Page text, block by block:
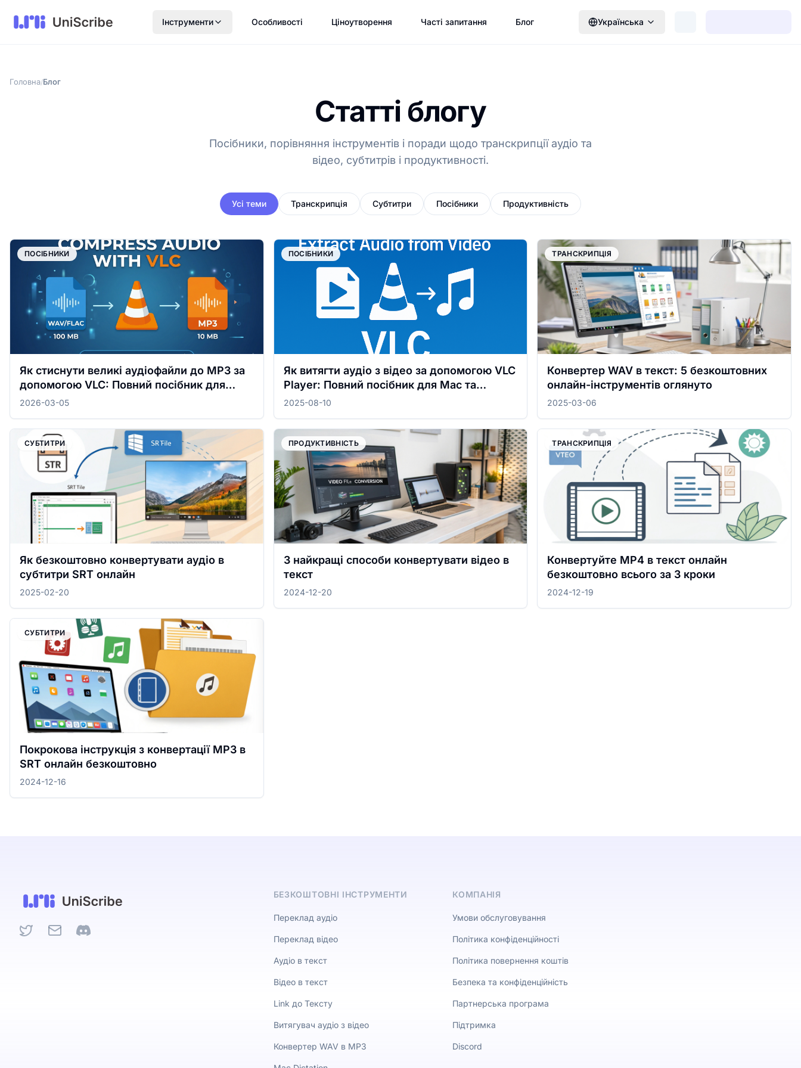
Інструменти Особливості Ціноутворення Часті запитання Блог Українська
Головна/Блог
Статті блогу
Посібники, порівняння інструментів і поради щодо транскрипції аудіо та
відео, субтитрів і продуктивності.
Усі теми Транскрипція Субтитри Посібники Продуктивність
ПОСІБНИКИ
Як стиснути великі аудіофайли до MP3 за
допомогою VLC: Повний посібник для
Windows та Mac
2026-03-05
ПОСІБНИКИ
Як витягти аудіо з відео за допомогою VLC
Player: Повний посібник для Mac та
Windows
2025-08-10
ТРАНСКРИПЦІЯ
Конвертер WAV в текст: 5 безкоштовних
онлайн-інструментів оглянуто
2025-03-06
СУБТИТРИ
Як безкоштовно конвертувати аудіо в
субтитри SRT онлайн
2025-02-20
ПРОДУКТИВНІСТЬ
3 найкращі способи конвертувати відео в
текст
2024-12-20
ТРАНСКРИПЦІЯ
Конвертуйте MP4 в текст онлайн
безкоштовно всього за 3 кроки
2024-12-19
СУБТИТРИ
Покрокова інструкція з конвертації MP3 в
SRT онлайн безкоштовно
2024-12-16
TwitterEmail Discord
БЕЗКОШТОВНІ ІНСТРУМЕНТИ
Переклад аудіо
Переклад відео
Аудіо в текст
Відео в текст
Link до Тексту
Витягувач аудіо з відео
Конвертер WAV в MP3
КОМПАНІЯ
Умови обслуговування
Політика конфіденційності
Політика повернення коштів
Безпека та конфіденційність
Партнерська програма
Підтримка
Discord